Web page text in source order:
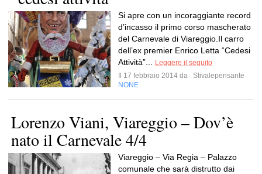
Si apre con un incoraggiante record
d’incasso il primo corso mascherato
del Carnevale di Viareggio.Il carro
dell’ex premier Enrico Letta “Cedesi
Attività”...
Leggere il seguito
Il 17 febbraio 2014 da
Stivalepensante
NONE
Lorenzo Viani, Viareggio – Dov’è
nato il Carnevale 4/4
Viareggio – Via Regia – Palazzo
comunale che sarà distrutto dai